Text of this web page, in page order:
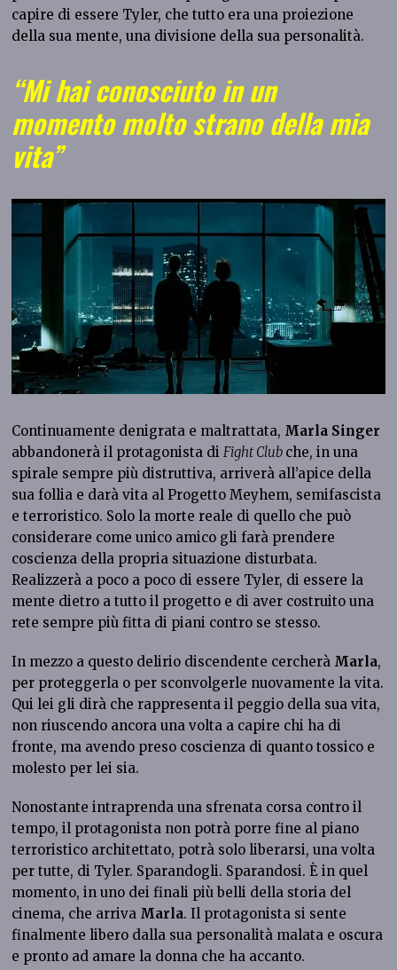
capire di essere Tyler, che tutto era una proiezione
della sua mente, una divisione della sua personalità.
“Mi hai conosciuto in un
momento molto strano della mia
vita”
Continuamente denigrata e maltrattata, Marla Singer
abbandonerà il protagonista diFight Club che, in una
spirale sempre più distruttiva, arriverà all’apice della
sua follia e darà vita al Progetto Meyhem, semifascista
e terroristico. Solo la morte reale di quello che può
considerare come unico amico gli farà prendere
coscienza della propria situazione disturbata.
Realizzerà a poco a poco di essere Tyler, di essere la
mente dietro a tutto il progetto e di aver costruito una
rete sempre più fitta di piani contro se stesso.
In mezzo a questo delirio discendente cercherà Marla,
per proteggerla o per sconvolgerle nuovamente la vita.
Qui lei gli dirà che rappresenta il peggio della sua vita,
non riuscendo ancora una volta a capire chi ha di
fronte, ma avendo preso coscienza di quanto tossico e
molesto per lei sia.
Nonostante intraprenda una sfrenata corsa contro il
tempo, il protagonista non potrà porre fine al piano
terroristico architettato, potrà solo liberarsi, una volta
per tutte, di Tyler. Sparandogli. Sparandosi. È in quel
momento, in uno dei finali più belli della storia del
cinema, che arriva Marla. Il protagonista si sente
finalmente libero dalla sua personalità malata e oscura
e pronto ad amare la donna che ha accanto.